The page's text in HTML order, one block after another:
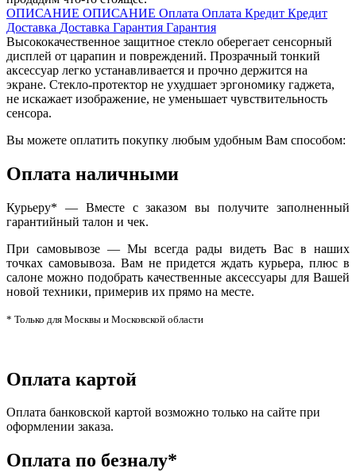
ОПИСАНИЕ ОПИСАНИЕ Оплата Оплата Кредит Кредит
Доставка Доставка Гарантия Гарантия
Высококачественное защитное стекло оберегает сенсорный
дисплей от царапин и повреждений. Прозрачный тонкий
аксессуар легко устанавливается и прочно держится на
экране. Стекло-протектор не ухудшает эргономику гаджета,
не искажает изображение, не уменьшает чувствительность
сенсора.
Вы можете оплатить покупку любым удобным Вам способом:
Оплата наличными
Курьеру* — Вместе с заказом вы получите заполненный
гарантийный талон и чек.
При самовывозе — Мы всегда рады видеть Вас в наших
точках самовывоза. Вам не придется ждать курьера, плюс в
салоне можно подобрать качественные аксессуары для Вашей
новой техники, примерив их прямо на месте.
* Только для Москвы и Московской области
Оплата картой
Оплата банковской картой возможно только на сайте при
оформлении заказа.
Оплата по безналу*